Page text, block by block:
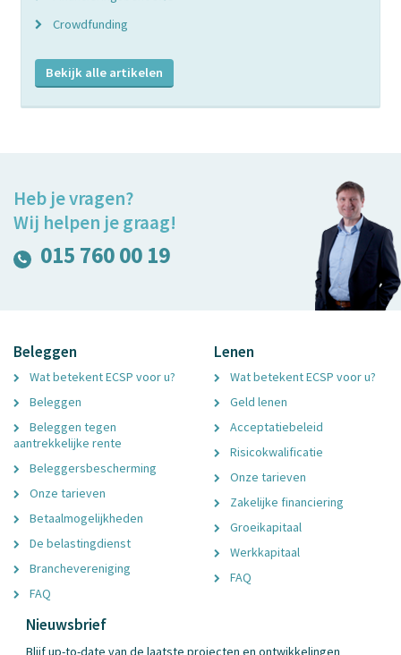
Crowdfunding
Bekijk alle artikelen
Heb je vragen?
Wij helpen je graag!
015 760 00 19
Beleggen
Wat betekent ECSP voor u?
Beleggen
Beleggen tegen
aantrekkelijke rente
Beleggersbescherming
Onze tarieven
Betaalmogelijkheden
De belastingdienst
Branchevereniging
FAQ
Lenen
Wat betekent ECSP voor u?
Geld lenen
Acceptatiebeleid
Risicokwalificatie
Onze tarieven
Zakelijke financiering
Groeikapitaal
Werkkapitaal
FAQ
Nieuwsbrief
Blijf up-to-date van de laatste projecten en ontwikkelingen